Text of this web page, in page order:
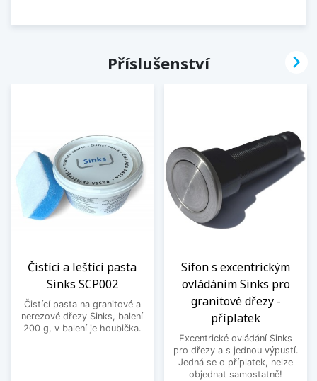
Příslušenství
Čistící a leštící pasta
Sinks SCP002
Čistící pasta na granitové a
nerezové dřezy Sinks, balení
200 g, v balení je houbička.
Sifon s excentrickým
ovládáním Sinks pro
granitové dřezy -
příplatek
Excentrické ovládání Sinks
pro dřezy a s jednou výpustí.
Jedná se o příplatek, nelze
objednat samostatně!
